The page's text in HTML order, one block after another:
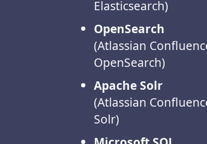
Elasticsearch)
OpenSearch
(Atlassian
OpenSearch)
Apache Solr
(Atlassian
Solr)